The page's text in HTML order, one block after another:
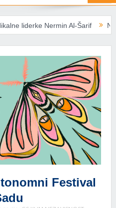
Al-Šarif Nova energetska
Festival